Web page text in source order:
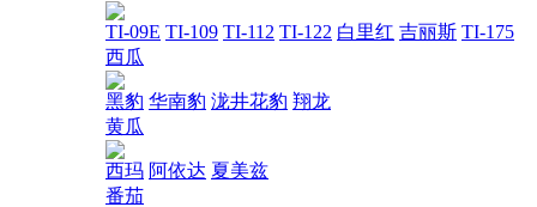
TI-09E TI-109 TI-112 TI-122 白里红 吉丽斯 TI-175
西瓜
黑豹 华南豹 泷井花豹 翔龙
黄瓜
西玛 阿依达 夏美兹
番茄